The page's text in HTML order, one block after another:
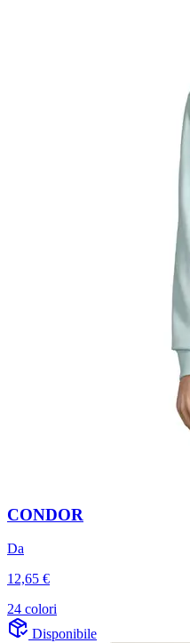
CONDOR
Da
12,65 €
24 colori
Disponibile